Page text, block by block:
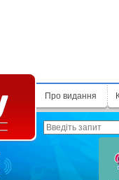
Про видання